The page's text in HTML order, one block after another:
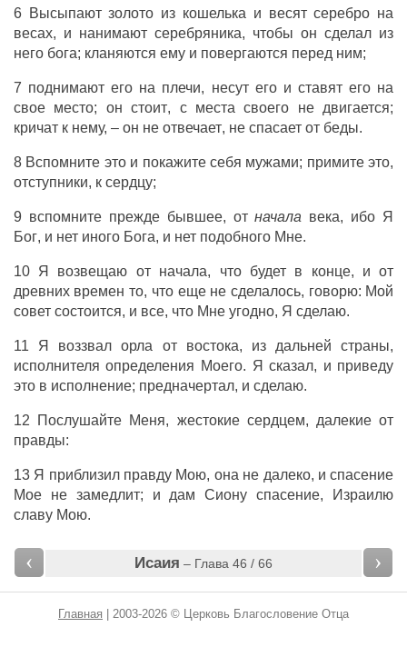
6 Высыпают золото из кошелька и весят серебро на
весах, и нанимают серебряника, чтобы онсделал из
него бога; кланяются ему и повергаются перед ним;
7 поднимаютего на плечи, несутего и ставятего на
свое место; онстоит, с места своего не двигается;
кричатк нему, – он не отвечает, не спасаетот беды.
8 Вспомните это и покажитесебя мужами; примитеэто,
отступники, к сердцу;
9 вспомните прежде бывшее, отначала века, ибо Я
Бог, и нет иного Бога, и нет подобногоМне.
10 Я возвещаю от начала, что будет в конце, и от
древних времен то, что еще не сделалось, говорю: Мой
совет состоится, и все, что Мне угодно, Я сделаю.
11 Я воззвал орла от востока, из дальней страны,
исполнителя определения Моего. Ясказал, и приведу
это в исполнение; предначертал, и сделаю.
12 ПослушайтеМеня, жестокие сердцем, далекие от
правды:
13 Я приблизил правдуМою, она не далеко, испасение
Мое не замедлит; и дам Сиону спасение,
Израилю
славуМою.
‹ Исаия – Глава 46 / 66 ›
Главная | 2003-2026 © Церковь Благословение Отца